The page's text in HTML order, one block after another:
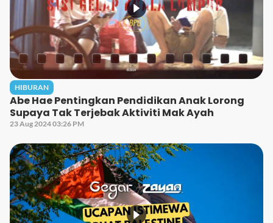
HIBURAN
Abe Hae Pentingkan Pendidikan Anak Lorong
Supaya Tak Terjebak Aktiviti Mak Ayah
23 Aug 2024 03:26 PM